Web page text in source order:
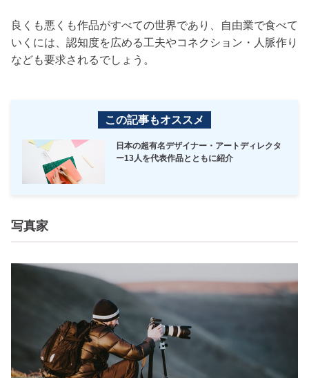
良くも悪くも作品がすべての世界であり、自由業で食べて
いくには、認知度を広める工夫やコネクション・人脈作り
なども要求されるでしょう。
この記事もオススメ
日本の超有名デザイナー・アートディレクタ
ー13人を代表作品とともに紹介
写真家